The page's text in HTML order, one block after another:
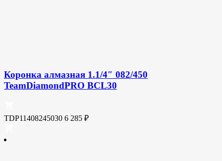
Коронка алмазная 1.1/4″ 082/450
TeamDiamondPRO BCL30
TDP11408245030 6 285 ₽